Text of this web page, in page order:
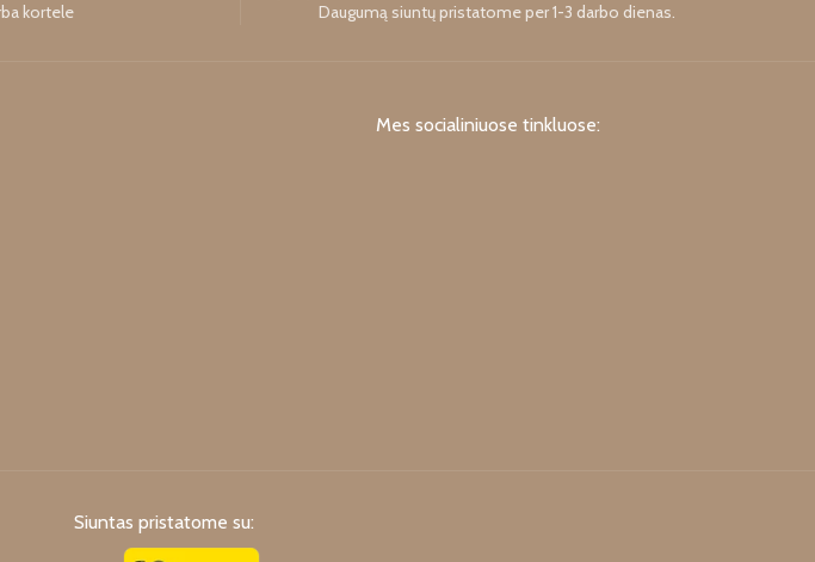
kortele Daugumą siuntų pristatome per 1-3 darbo dienas.
Mes socialiniuose tinkluose:
Siuntas pristatome su: